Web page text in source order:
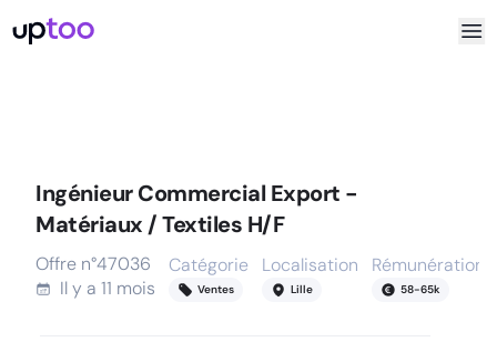
Ingénieur Commercial Export -
Matériaux / Textiles H/F
Offre n°47036
Il y a 11 mois
Catégorie
Ventes
Localisation
Lille
Rémunération
58-65k